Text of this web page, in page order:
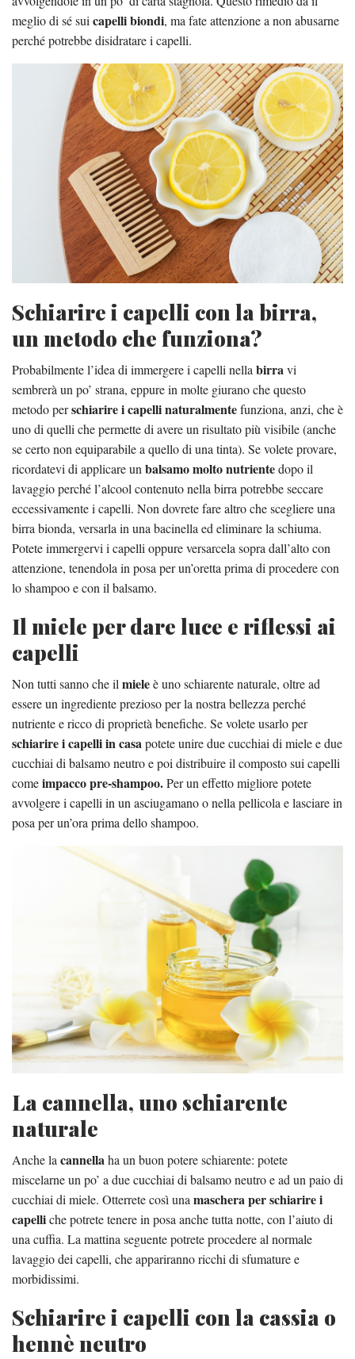
meglio di sé sui capelli biondi, ma fate attenzione a non abusarne
perché potrebbe disidratare i capelli.
Schiarire i capelli con la birra,
un metodo che funziona?
Probabilmente l’idea di immergere i capelli nella birravi
sembrerà un po’ strana, eppure in molte giurano che questo
metodo perschiarire i capelli naturalmentefunziona, anzi, che è
uno di quelli che permette di avere un risultato più visibile (anche
se certo non equiparabile a quello di una tinta). Se volete provare,
ricordatevi di applicare un balsamo molto nutrientedopo il
lavaggio perché l’alcool contenuto nella birra potrebbe seccare
eccessivamente i capelli. Non dovrete fare altro che scegliere una
birra bionda, versarla in una bacinella ed eliminare la schiuma.
Potete immergervi i capelli oppure versarcela sopra dall’alto con
attenzione, tenendola in posa per un’oretta prima di procedere con
lo shampoo e con il balsamo.
Il miele per dare luce e riflessi ai
capelli
Non tutti sanno che il mieleè uno schiarente naturale, oltre ad
essere un ingrediente prezioso per la nostra bellezza perché
nutriente e ricco di proprietà benefiche. Se volete usarlo per
schiarire i capelli in casapotete unire due cucchiai di miele e due
cucchiai di balsamo neutro e poi distribuire il composto sui capelli
comeimpacco pre-shampoo.Per un effetto migliore potete
avvolgere i capelli in un asciugamano o nella pellicola e lasciare in
posa per un’ora prima dello shampoo.
La cannella, uno schiarente
naturale
Anche lacannellaha un buon potere schiarente: potete
miscelarne un po’ a due cucchiai di balsamo neutro e ad un paio di
cucchiai di miele. Otterrete così unamaschera per schiarire i
capelliche potrete tenere in posa anche tutta notte, con l’aiuto di
una cuffia. La mattina seguente potrete procedere al normale
lavaggio dei capelli, che appariranno ricchi di sfumature e
morbidissimi.
Schiarire i capelli con la cassia o
hennè neutro